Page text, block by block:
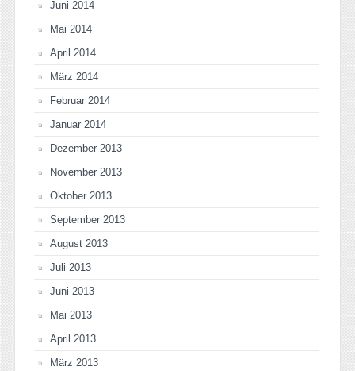
Juni 2014
Mai 2014
April 2014
März 2014
Februar 2014
Januar 2014
Dezember 2013
November 2013
Oktober 2013
September 2013
August 2013
Juli 2013
Juni 2013
Mai 2013
April 2013
März 2013